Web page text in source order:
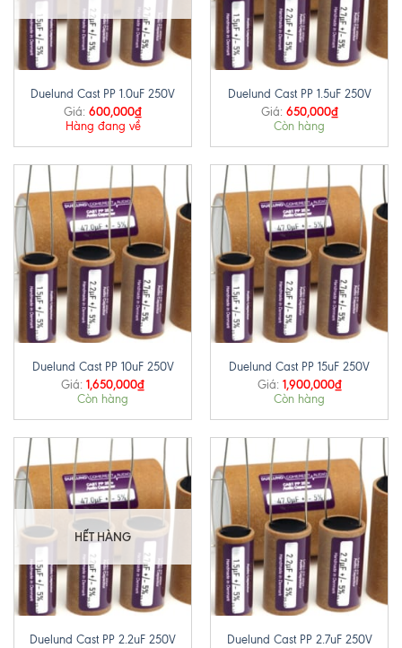
Duelund Cast PP 1.0uF 250V
Giá: 600,000₫
Hàng đang về
Duelund Cast PP 1.5uF 250V
Giá: 650,000₫
Còn hàng
Duelund Cast PP 10uF 250V
Giá: 1,650,000₫
Còn hàng
Duelund Cast PP 15uF 250V
Giá: 1,900,000₫
Còn hàng
HẾT HÀNG
Duelund Cast PP 2.2uF 250V
Duelund Cast PP 2.7uF 250V